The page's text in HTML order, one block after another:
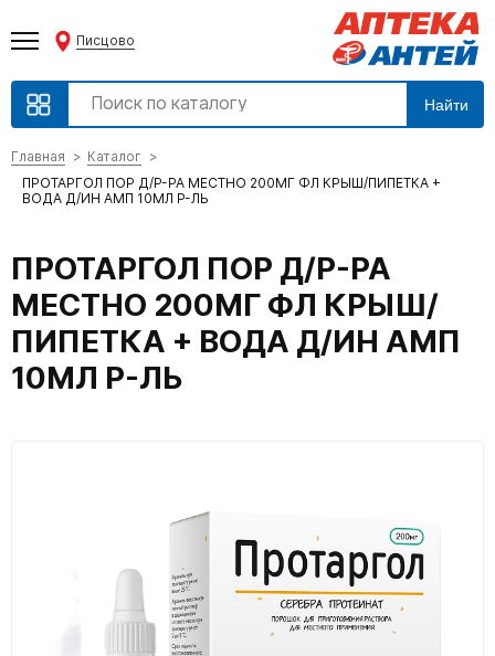
Писцово
Найти
Главная
Каталог
ПРОТАРГОЛ ПОР Д/Р-РА МЕСТНО 200МГ ФЛ КРЫШ/ПИПЕТКА +
ВОДА Д/ИН АМП 10МЛ Р-ЛЬ
ПРОТАРГОЛ ПОР Д/Р-РА
МЕСТНО 200МГ ФЛ КРЫШ/
ПИПЕТКА + ВОДА Д/ИН АМП
10МЛ Р-ЛЬ